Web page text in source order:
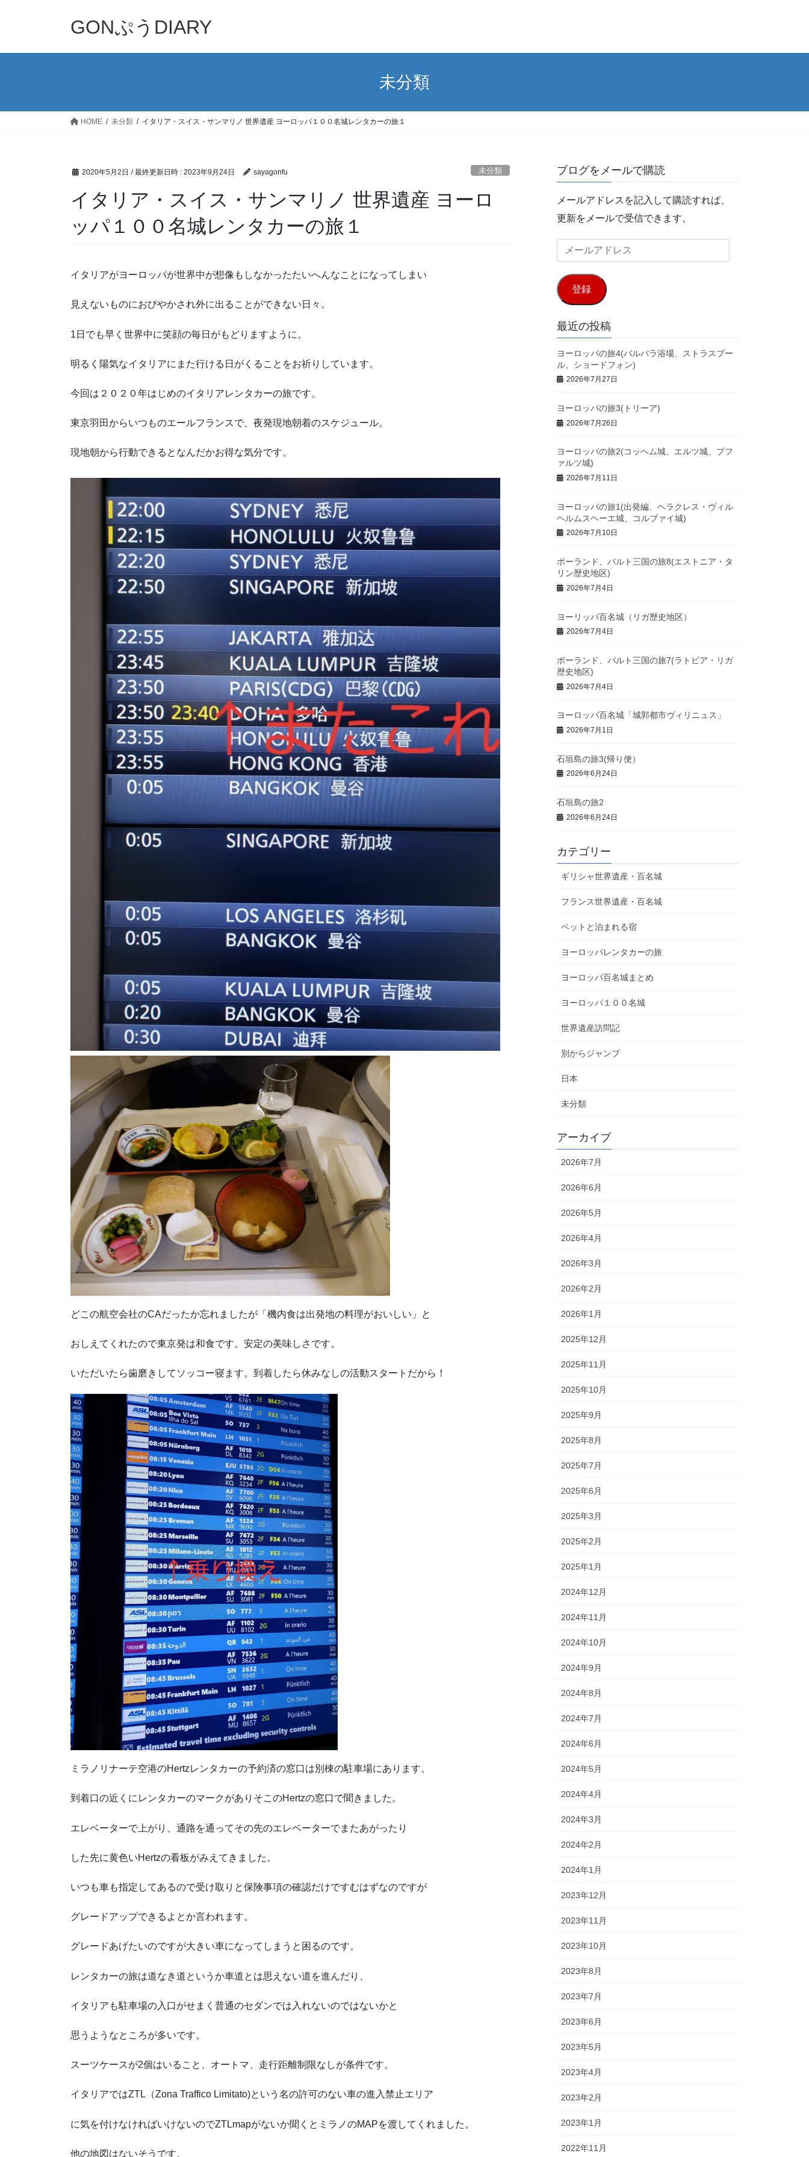
GONぷうDIARY
未分類
HOME 未分類 イタリア・スイス・サンマリノ 世界遺産 ヨーロッパ１００名城レンタカーの旅１
2020年5月2日 / 最終更新日時 : 2023年9月24日 sayagonfu 未分類
イタリア・スイス・サンマリノ 世界遺産 ヨーロ
ッパ１００名城レンタカーの旅１
イタリアがヨーロッパが世界中が想像もしなかったたいへんなことになってしまい
見えないものにおびやかされ外に出ることができない日々。
1日でも早く世界中に笑顔の毎日がもどりますように。
明るく陽気なイタリアにまた行ける日がくることをお祈りしています。
今回は２０２０年はじめのイタリアレンタカーの旅です。
東京羽田からいつものエールフランスで、夜発現地朝着のスケジュール。
現地朝から行動できるとなんだかお得な気分です。
どこの航空会社のCAだったか忘れましたが「機内食は出発地の料理がおいしい」と
おしえてくれたので東京発は和食です。安定の美味しさです。
いただいたら歯磨きしてソッコー寝ます。到着したら休みなしの活動スタートだから！
ミラノリナーテ空港のHertzレンタカーの予約済の窓口は別棟の駐車場にあります。
到着口の近くにレンタカーのマークがありそこのHertzの窓口で聞きました。
エレベーターで上がり、通路を通ってその先のエレベーターでまたあがったり
した先に黄色いHertzの看板がみえてきました。
いつも車も指定してあるので受け取りと保険事項の確認だけですむはずなのですが
グレードアップできるよとか言われます。
グレードあげたいのですが大きい車になってしまうと困るのです。
レンタカーの旅は道なき道というか車道とは思えない道を進んだり、
イタリアも駐車場の入口がせまく普通のセダンでは入れないのではないかと
思うようなところが多いです。
スーツケースが2個はいること、オートマ、走行距離制限なしが条件です。
イタリアではZTL（Zona Traffico Limitato)という名の許可のない車の進入禁止エリア
に気を付けなければいけないのでZTLmapがないか聞くとミラノのMAPを渡してくれました。
他の地図はないそうです。
ブログをメールで購読
メールアドレスを記入して購読すれば、
更新をメールで受信できます。
ー
ル
ア
ド
レ
ス
登録
最近の投稿
ヨーロッパの旅4(バルバラ浴場、ストラスブー
ル、ショードフォン)
2026年7月27日
ヨーロッパの旅3(トリーア)
2026年7月26日
ヨーロッパの旅2(コッヘム城、エルツ城、プフ
ァルツ城)
2026年7月11日
ヨーロッパの旅1(出発編、ヘラクレス・ヴィル
ヘルムスヘーエ城、コルブァイ城)
2026年7月10日
ポーランド、バルト三国の旅8(エストニア・タ
リン歴史地区)
2026年7月4日
ヨーリッパ百名城（リガ歴史地区）
2026年7月4日
ポーランド、バルト三国の旅7(ラトビア・リガ
歴史地区)
2026年7月4日
ヨーロッパ百名城「城郭都市ヴィリニュス」
2026年7月1日
石垣島の旅3(帰り便）
2026年6月24日
石垣島の旅2
2026年6月24日
カテゴリー
ギリシャ世界遺産・百名城
フランス世界遺産・百名城
ペットと泊まれる宿
ヨーロッパレンタカーの旅
ヨーロッパ百名城まとめ
ヨーロッパ１００名城
世界遺産訪問記
別からジャンプ
日本
未分類
アーカイブ
2026年7月
2026年6月
2026年5月
2026年4月
2026年3月
2026年2月
2026年1月
2025年12月
2025年11月
2025年10月
2025年9月
2025年8月
2025年7月
2025年6月
2025年3月
2025年2月
2025年1月
2024年12月
2024年11月
2024年10月
2024年9月
2024年8月
2024年7月
2024年6月
2024年5月
2024年4月
2024年3月
2024年2月
2024年1月
2023年12月
2023年11月
2023年10月
2023年8月
2023年7月
2023年6月
2023年5月
2023年4月
2023年2月
2023年1月
2022年11月